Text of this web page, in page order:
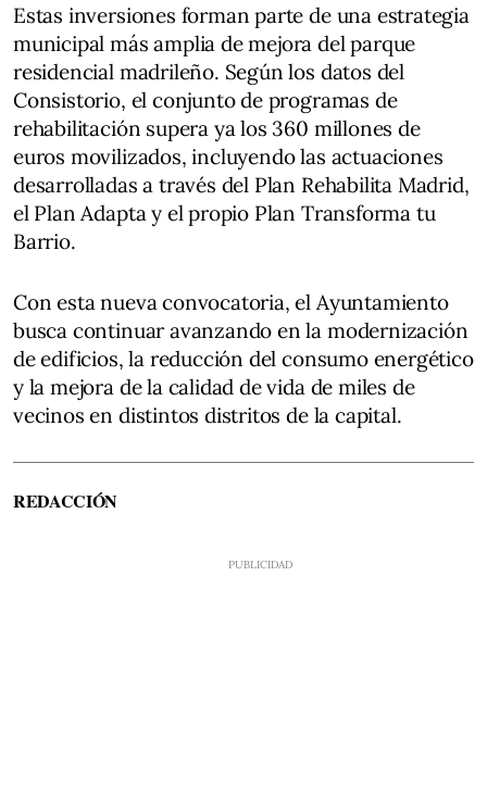
Estas inversiones forman parte de una estrategia
municipal más amplia de mejora del parque
residencial madrileño. Según los datos del
Consistorio, el conjunto de programas de
rehabilitación supera ya los 360 millones de
euros movilizados, incluyendo las actuaciones
desarrolladas a través del Plan Rehabilita Madrid,
el Plan Adapta y el propio Plan Transforma tu
Barrio.
Con esta nueva convocatoria, el Ayuntamiento
busca continuar avanzando en la modernización
de edificios, la reducción del consumo energético
y la mejora de la calidad de vida de miles de
vecinos en distintos distritos de la capital.
REDACCIÓN